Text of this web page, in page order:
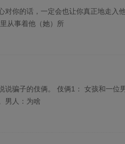
对你的话，一定会也让你真正地走入
从事着他（她）所
骗子的伎俩。 伎俩1： 女孩和一位
男人：为啥